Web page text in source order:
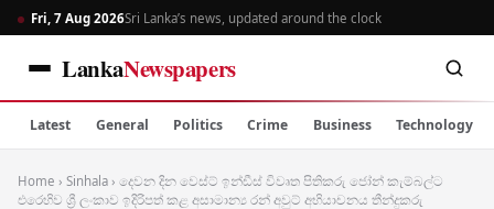
Fri, 7 Aug 2026Sri Lanka’s news, updated around the clock
LankaNewspapers
Latest General Politics Crime Business Technology
Home › Sinhala › දෙවන දින වෙස්ට් ඉන්ඩීස් විවෘත පිතිකරු ජෝන් කැම්බල්ට
එරෙහිව ශ්‍රී ලංකාව ඉදිරිපත් කළ අසාමාන්‍ය රන් අවුට් අභියාචනය තීන්දුකරු